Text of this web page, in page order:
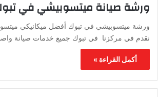
ورشة صيانة ميتسوبيشي في
ورشة ميتسوبيشي في تبوك أفضل ميكانيكي
نقدم في مركزنا في تبوك جميع خدمات صيانة
أكمل القراءة »